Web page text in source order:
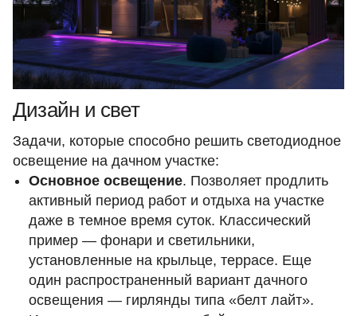
Дизайн и свет
Задачи, которые способно решить светодиодное
освещение на дачном участке:
Основное освещение. Позволяет продлить
активный период работ и отдыха на участке
даже в темное время суток. Классический
пример — фонари и светильники,
установленные на крыльце, террасе. Еще
один распространенный вариант дачного
освещения — гирлянды типа «белт лайт».